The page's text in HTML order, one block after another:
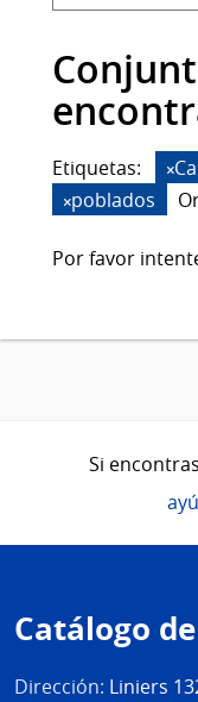
Etiquetas:
poblados
Por favor
Si
de
página
Catálogo
Dirección: Liniers